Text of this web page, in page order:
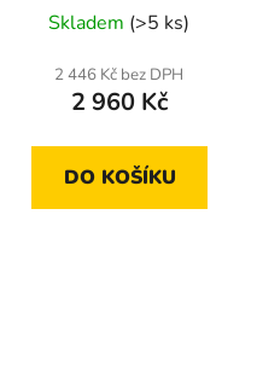
Skladem (>5 ks)
2 446 Kč bez DPH
2 960 Kč
DO KOŠÍKU